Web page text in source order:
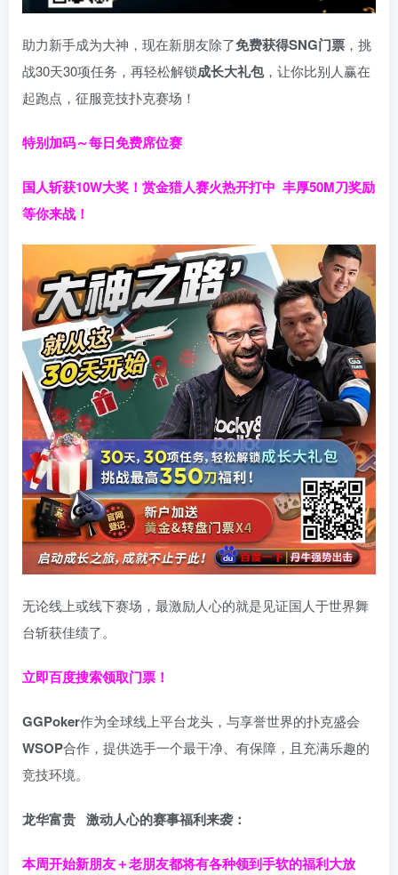
助力新手成为大神，现在新朋友除了免费获得SNG门票 ，挑
战30天30项任务，再轻松解锁成长大礼包，让你比别人赢在
起跑点，征服竞技扑克赛场！
特别加码～每日免费席位赛
国人斩获10W大奖！ 赏金猎人赛火热开打中 丰厚50M刀奖励
等你来战！
无论线上或线下赛场，最激励人心的就是见证国人于世界舞
台斩获佳绩了。
立即百度搜索领取门票！
GGPoker作为全球线上平台龙头，与享誉世界的扑克盛会
WSOP合作，提供选手一个最干净、有保障，且充满乐趣的
竞技环境。
龙华富贵 激动人心的赛事福利来袭：
本周开始新朋友＋老朋友都将有各种领到手软的福利大放